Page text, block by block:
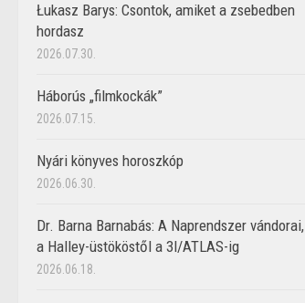
Łukasz Barys: Csontok, amiket a zsebedben
hordasz
2026.07.30.
Háborús „filmkockák”
2026.07.15.
Nyári könyves horoszkóp
2026.06.30.
Dr. Barna Barnabás: A Naprendszer vándorai,
a Halley-üstököstől a 3I/ATLAS-ig
2026.06.18.